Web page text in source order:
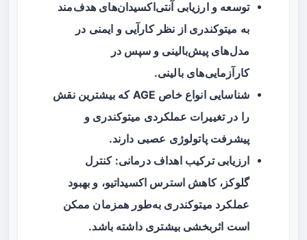
توسعه و ارزیابی آنتی‌اکسیدان‌های هدف‌مند
به میتوکندری از نظر کارآیی و ایمنی در
مدل‌های پیش‌بالینی و سپس در
کارآزمایی‌های بالینی.
شناسایی انواع خاص AGE که بیشترین نقش
را در تغییرات عملکردی میتوکندری و
پیشرفت پاتولوژی عصبی دارند.
ارزیابی ترکیب اهداف درمانی: کنترل
گلوکز، کاهش استرس اکسیداتیو، و بهبود
عملکرد میتوکندری به‌طور همزمان ممکن
است اثربخشی بیشتری داشته باشد.